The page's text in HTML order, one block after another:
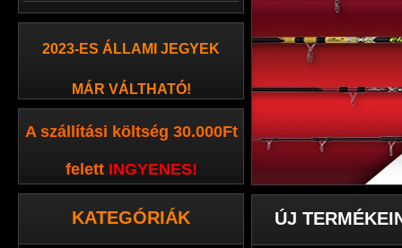
2023-ES ÁLLAMI JEGYEK
MÁR VÁLTHATÓ!
A szállítási költség 30.000Ft
felett INGYENES!
KATEGÓRIÁK ÚJ